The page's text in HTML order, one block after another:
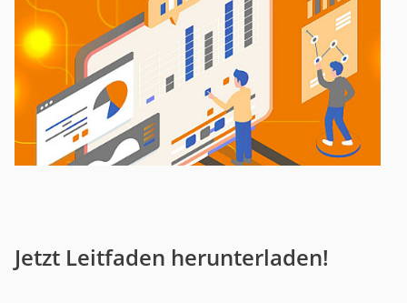
Jetzt Leitfaden herunterladen!